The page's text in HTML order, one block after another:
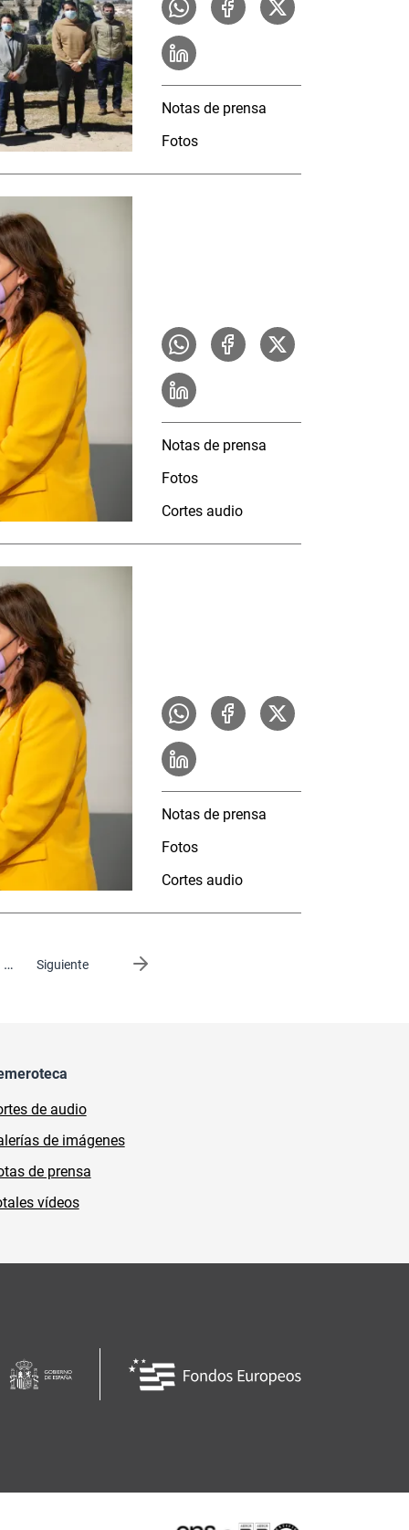
Notas de prensa
Fotos
Notas de prensa
Fotos
Cortes audio
Notas de prensa
Fotos
Cortes audio
… Siguiente
página
de audio
de imágenes
de prensa
vídeos